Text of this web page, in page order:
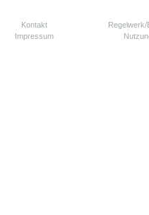
Kontakt
Impressum